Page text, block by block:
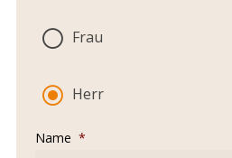
Frau
Herr
Name *